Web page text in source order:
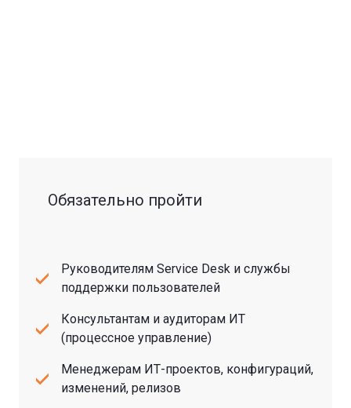
Обязательно пройти
Руководителям Service Desk и службы
поддержки пользователей
Консультантам и аудиторам ИТ
(процессное управление)
Менеджерам ИТ-проектов, конфигураций,
изменений, релизов